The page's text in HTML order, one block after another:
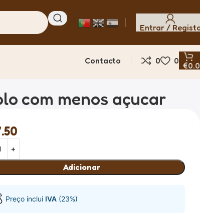
Entrar /
Contacto 0 0 €
com menos açucar
Adicionar
Preço inclui IVA(23%)